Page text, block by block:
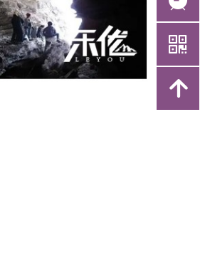
낃
녕